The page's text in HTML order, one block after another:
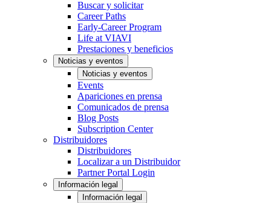
Buscar y solicitar
Career Paths
Early-Career Program
Life at VIAVI
Prestaciones y beneficios
Noticias y eventos
Noticias y eventos
Events
Apariciones en prensa
Comunicados de prensa
Blog Posts
Subscription Center
Distribuidores
Distribuidores
Localizar a un Distribuidor
Partner Portal Login
Información legal
Información legal